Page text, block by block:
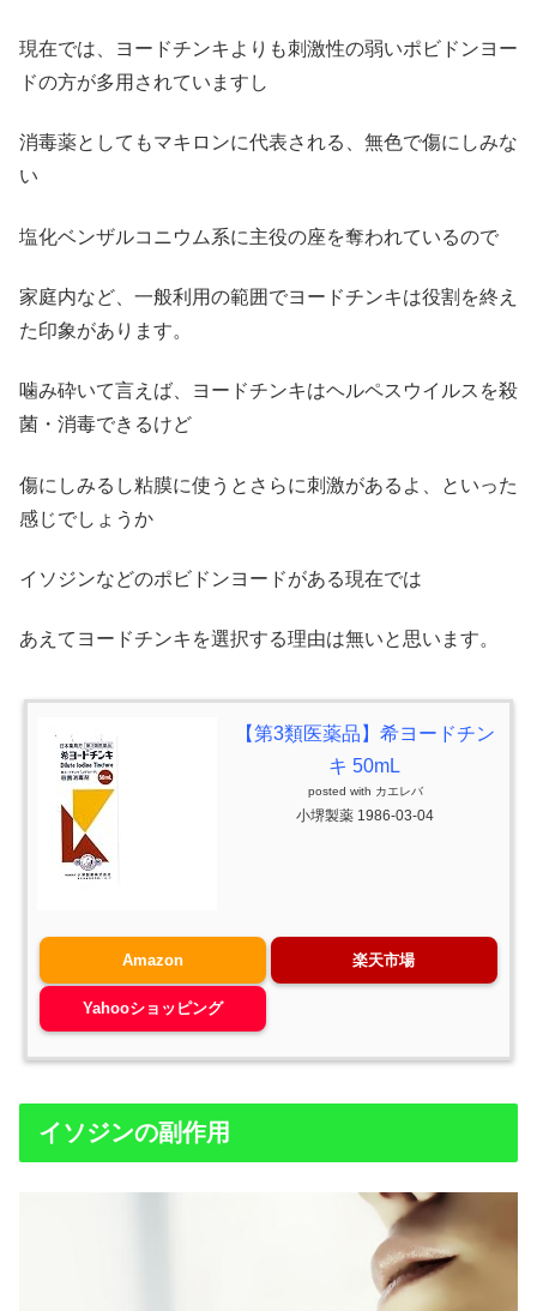
現在では、ヨードチンキよりも刺激性の弱いポビドンヨー
ドの方が多用されていますし
消毒薬としてもマキロンに代表される、無色で傷にしみな
い
塩化ベンザルコニウム系に主役の座を奪われているので
家庭内など、一般利用の範囲でヨードチンキは役割を終え
た印象があります。
噛み砕いて言えば、ヨードチンキはヘルペスウイルスを殺
菌・消毒できるけど
傷にしみるし粘膜に使うとさらに刺激があるよ、といった
感じでしょうか
イソジンなどのポビドンヨードがある現在では
あえてヨードチンキを選択する理由は無いと思います。
【第3類医薬品】希ヨードチン
キ 50mL
posted with カエレバ
小堺製薬 1986-03-04
Amazon 楽天市場
Yahooショッピング
イソジンの副作用